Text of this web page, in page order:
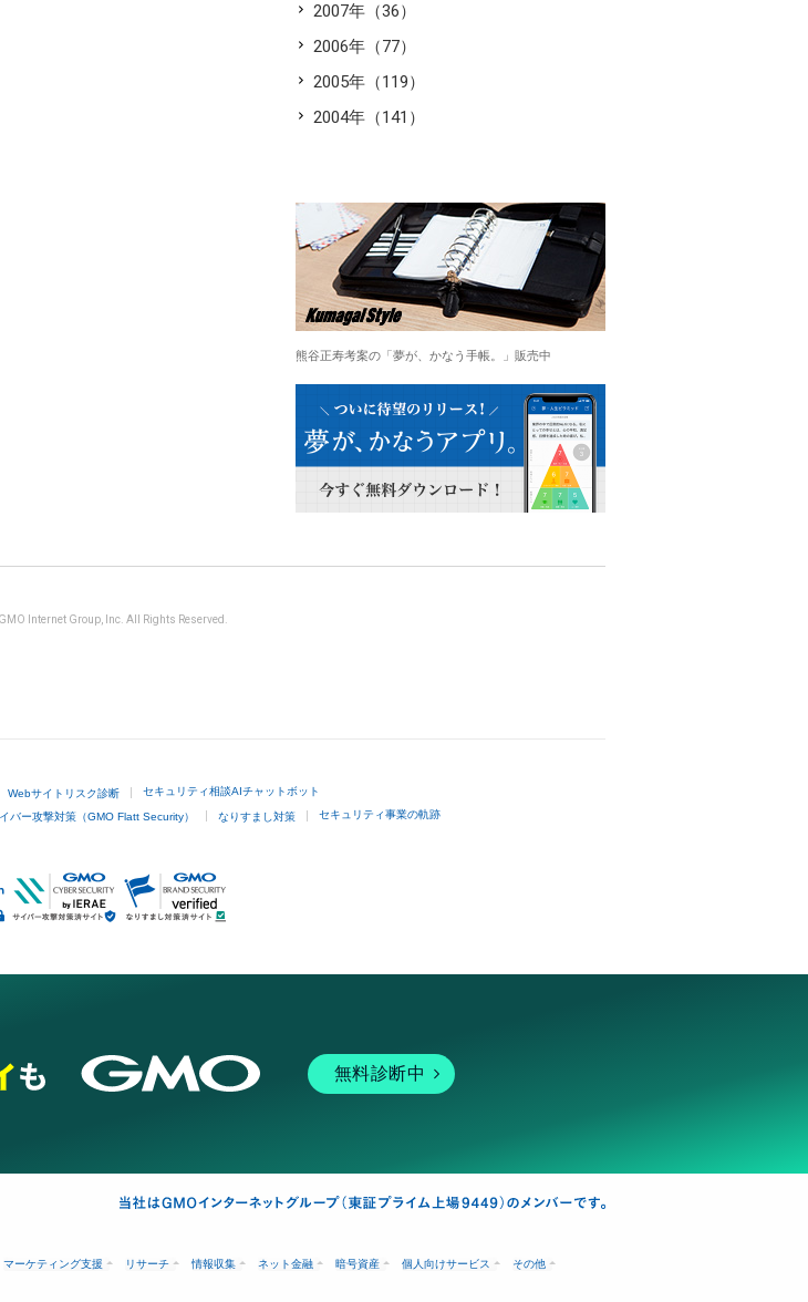
2007年（36）
2006年（77）
2005年（119）
2004年（141）
熊谷正寿考案の「夢が、かなう手帳。」販売中
Internet Group, Inc. All Rights Reserved.
Webサイトリスク診断 セキュリティ相談AIチャットボット
バー攻撃対策（GMO Flatt Security） なりすまし対策 セキュリティ事業の軌跡
無料診断中
マーケティング支援 リサーチ 情報収集 ネット金融 暗号資産 個人向けサービス その他